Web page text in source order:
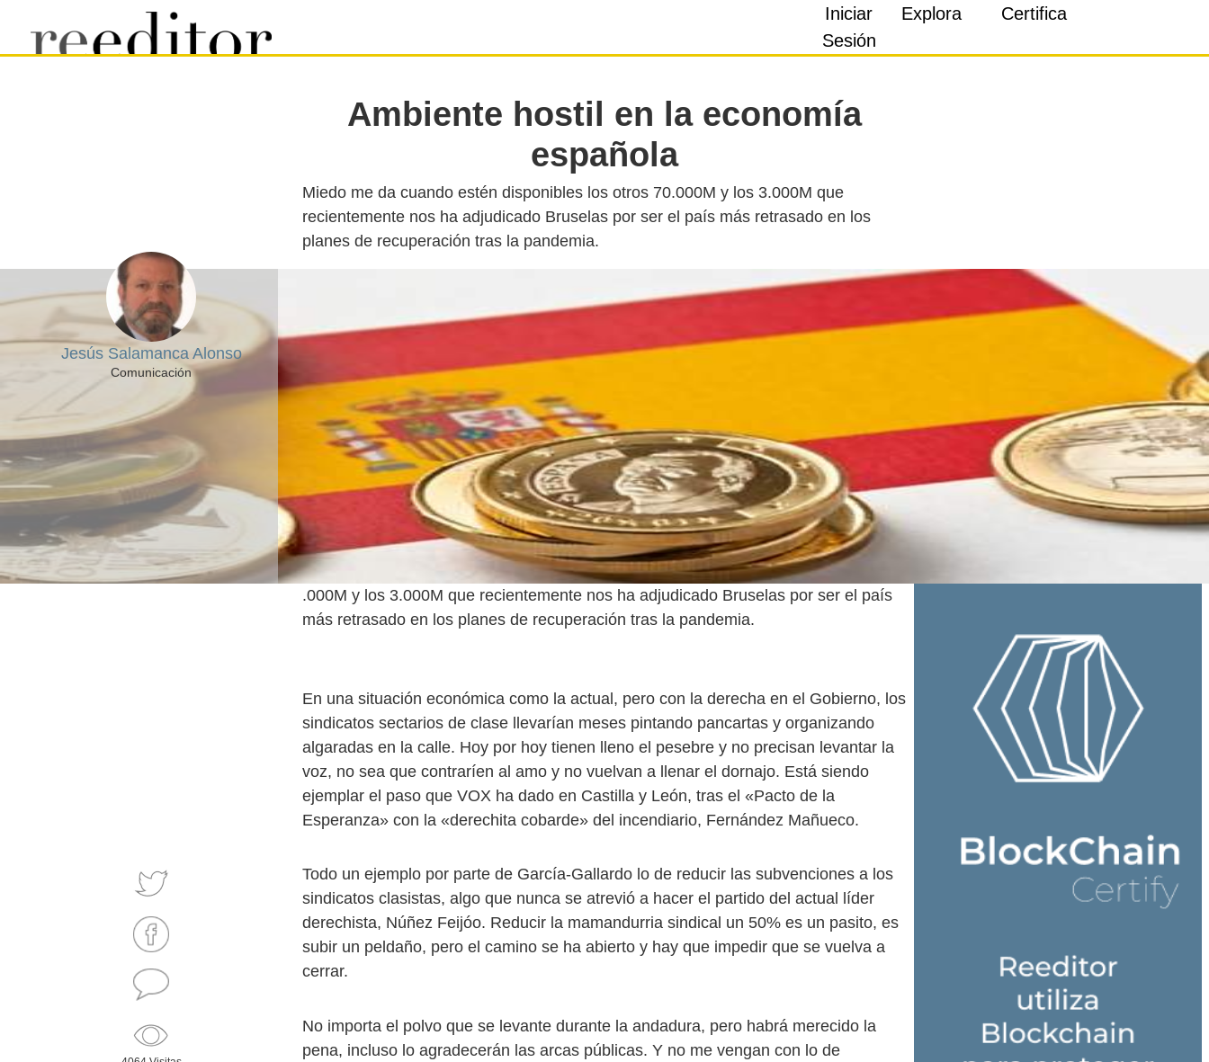
Iniciar
Sesión
Explora Certifica
Jesús Salamanca Alonso
Comunicación
Ambiente hostil en la economía
española
Miedo me da cuando estén disponibles los otros 70.000M y los 3.000M que
recientemente nos ha adjudicado Bruselas por ser el país más retrasado en los
.000M y los 3.000M que recientemente nos ha adjudicado Bruselas por ser el país
más retrasado en los planes de recuperación tras la pandemia.
En una situación económica como la actual, pero con la derecha en el Gobierno, los
sindicatos sectarios de clase llevarían meses pintando pancartas y organizando
algaradas en la calle. Hoy por hoy tienen lleno el pesebre y no precisan levantar la
voz, no sea que contraríen al amo y no vuelvan a llenar el dornajo. Está siendo
ejemplar el paso que VOX ha dado en Castilla y León, tras el «Pacto de la
Esperanza» con la «derechita cobarde» del incendiario, Fernández Mañueco.
Todo un ejemplo por parte de García-Gallardo lo de reducir las subvenciones a los
sindicatos clasistas, algo que nunca se atrevió a hacer el partido del actual líder
derechista, Núñez Feijóo. Reducir la mamandurria sindical un 50% es un pasito, es
subir un peldaño, pero el camino se ha abierto y hay que impedir que se vuelva a
cerrar.
No importa el polvo que se levante durante la andadura, pero habrá merecido la
pena, incluso lo agradecerán las arcas públicas. Y no me vengan con lo de